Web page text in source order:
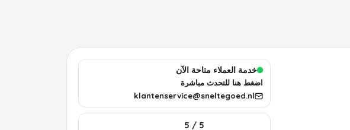
خدمة العملاء متاحة الآن
اضغط هنا للتحدث مباشرة
klantenservice@sneltegoed.nl
5 / 5